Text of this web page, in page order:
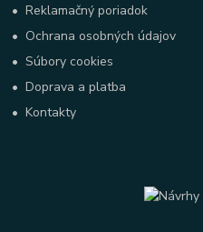
•Reklamačný poriadok
• Ochrana osobných údajov
•Súbory cookies
•Doprava a platba
•Kontakty